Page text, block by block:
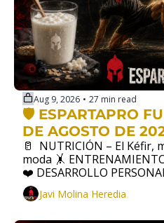
Aug 9, 2026 • 27 min read
🛡️ ESPARTAPRO
DE AGOSTO DE
🥛  NUTRICIÓN – El Kéfir,
moda 🤸
❤️ DESARROLLO
generamos sin darnos
Javi Molina Heredia